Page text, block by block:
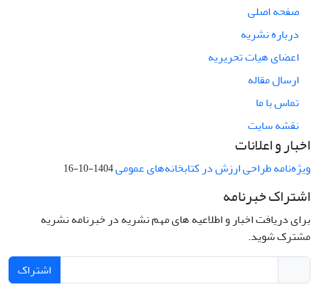
صفحه اصلی
درباره نشریه
اعضای هیات تحریریه
ارسال مقاله
تماس با ما
نقشه سایت
اخبار و اعلانات
ویژه‌نامه طراحی ارزش در کتابخانه‌های عمومی1404-10-16
اشتراک خبرنامه
برای دریافت اخبار و اطلاعیه های مهم نشریه در خبرنامه نشریه
مشترک شوید.
اشتراک